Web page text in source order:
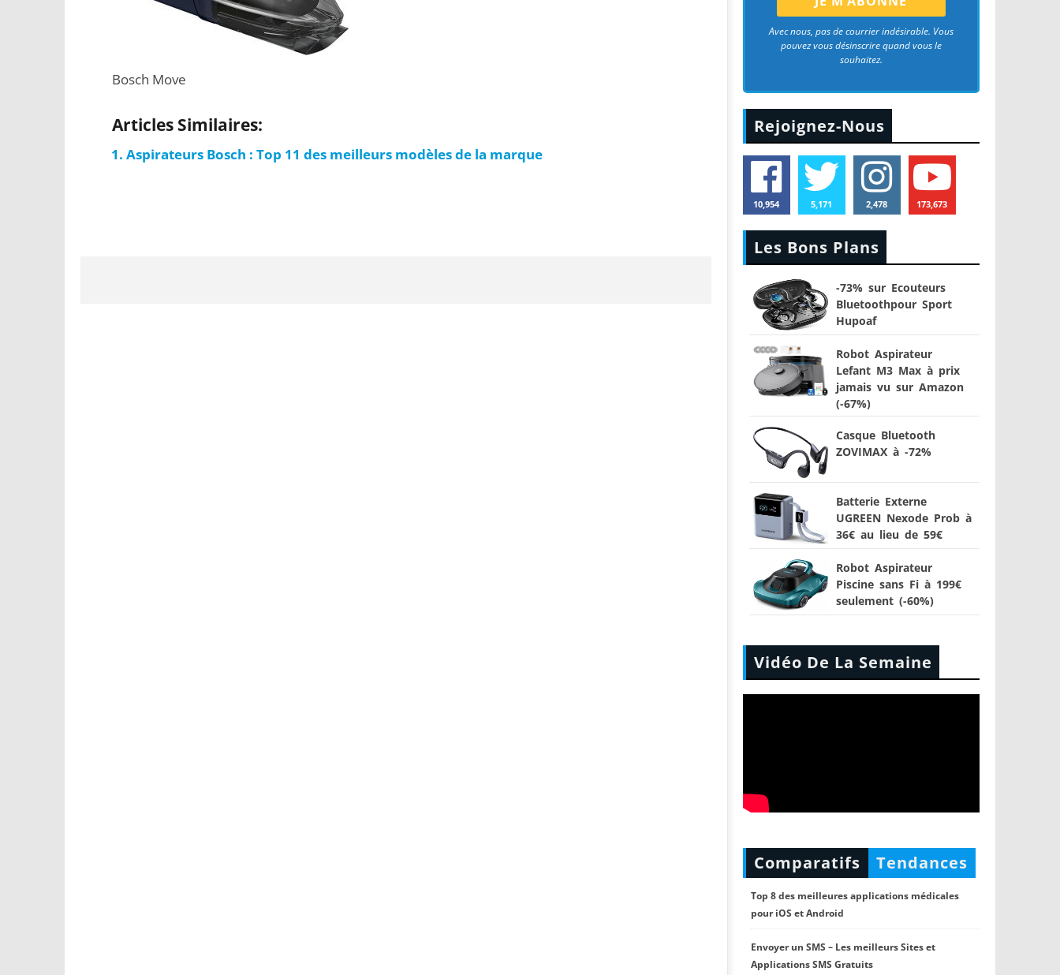
Bosch Move
Articles Similaires:
Aspirateurs Bosch : Top 11 des meilleurs modèles de la marque
Avec nous, pas de courrier indésirable. Vous
pouvez vous désinscrire quand vous le
souhaitez.
Rejoignez-Nous
10,954 5,171 2,478 173,673
Les Bons Plans
-73% sur Ecouteurs
Bluetoothpour Sport
Hupoaf
Robot Aspirateur
Lefant M3 Max à prix
jamais vu sur Amazon
(-67%)
Casque Bluetooth
ZOVIMAX à -72%
Batterie Externe
UGREEN Nexode Prob à
36€ au lieu de 59€
Robot Aspirateur
Piscine sans Fi à 199€
seulement (-60%)
Vidéo De La Semaine
Comparatifs Tendances
Top 8 des meilleures applications médicales
pour iOS et Android
Envoyer un SMS – Les meilleurs Sites et
Applications SMS Gratuits